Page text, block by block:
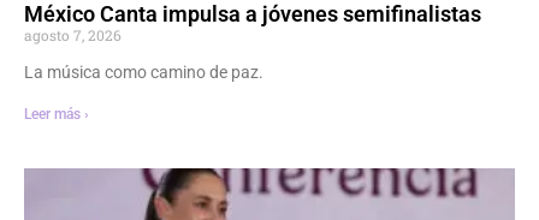
México Canta impulsa a jóvenes semifinalistas
agosto 7, 2026
La música como camino de paz.
Leer más ›